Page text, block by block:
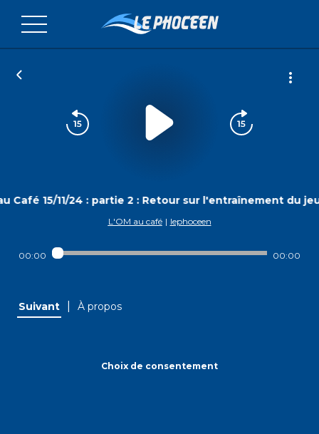
Café 15/11/24 : partie 2 : Retour sur l'entraînement du
L'OM au café | lephoceen
00:00 00:00
Suivant À propos
Choix de consentement